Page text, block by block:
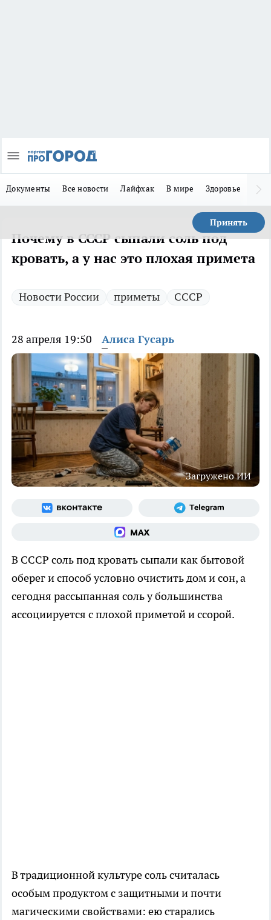
Документы Все новости Лайфхак В мире Здоровье
Принять
Почему в СССР сыпали соль под
кровать, а у нас это плохая примета
Новости России приметы СССР
28 апреля 19:50 Алиса Гусарь
Загружено ИИ
В СССР соль под кровать сыпали как бытовой
оберег и способ условно очистить дом и сон, а
сегодня рассыпанная соль у большинства
ассоциируется с плохой приметой и ссорой.
В традиционной культуре соль считалась
особым продуктом с защитными и почти
магическими свойствами: ею старались